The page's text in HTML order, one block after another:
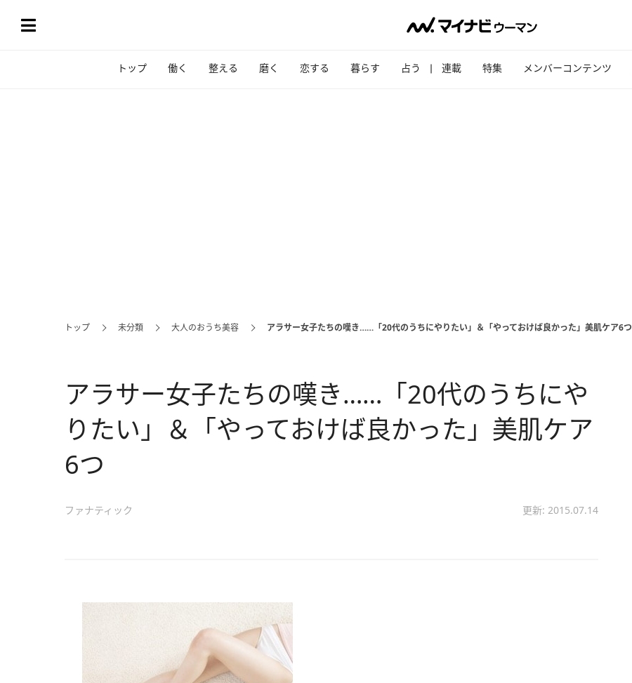
トップ 働く 整える 磨く 恋する 暮らす 占う 連載 特集 メンバーコンテンツ
トップ 未分類 大人のおうち美容 アラサー女子たちの嘆き……「20代のうちにやりたい」＆「やっておけば良かった」美肌ケア6つ
アラサー女子たちの嘆き……「20代のうちにや
りたい」＆「やっておけば良かった」美肌ケア
6つ
ファナティック 更新: 2015.07.14